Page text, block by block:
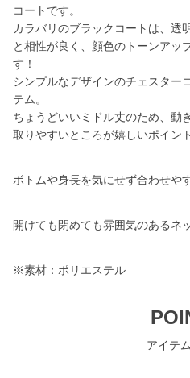
コートです。
カラバリのブラックコートは、透
と相性が良く、顔色のトーンアッ
す！
シンプルなデザインのチェスター
テム。
ちょうどいいミドル丈のため、動
取りやすいところが嬉しいポイント
ボトムや身長を気にせず合わせや
開けても閉めても雰囲気のあるネ
※素材：ポリエステル
アイテ